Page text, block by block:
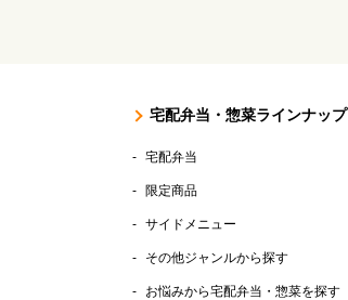
宅配弁当・惣菜ラインナップ
宅配弁当
限定商品
サイドメニュー
その他ジャンルから探す
お悩みから宅配弁当・惣菜を探す